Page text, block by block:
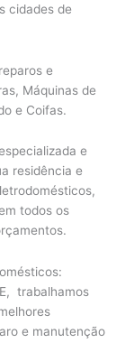
cidades de
e
Máquinas de
e Coifas.
e
residência e
todos os
trabalhamos
e manutenção